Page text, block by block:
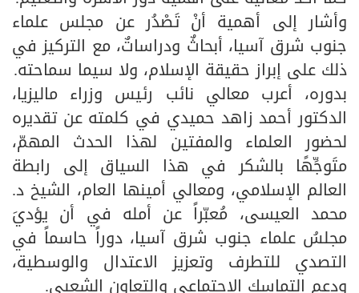
وأشار إلى أهمية أنْ تَصْدُر عن مجلس علماء
جنوب شرق آسيا، أبحاثٌ ودراساتٌ، مع التركيز في
ذلك على إبراز حقيقة الإسلام، ولا سيما سماحته.
بدوره، أعرب معالي نائب رئيس وزراء ماليزيا،
الدكتور أحمد زاهد حميدي في كلمته عن تقديره
لحضور العلماء والمفتين لهذا الحدث المهمّ،
متَوجِّهًا بالشكر في هذا السياق إلى رابطة
العالم الإسلامي، ومعالي أمينها العام، الشيخ د.
محمد العيسى، مُعبّراً عن أمله في أن يؤديَ
مجلسُ علماء جنوب شرق آسيا، دوراً حاسماً في
التصدي للتطرف وتعزيز الاعتدال والوسطية،
ودعم التماسك الاجتماعي والتعاون الشعبي.